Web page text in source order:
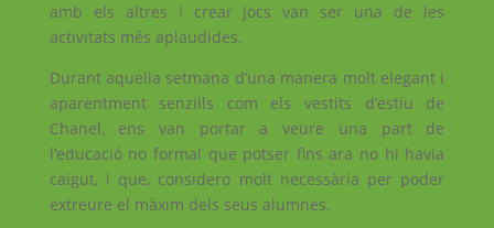
amb els altres i crear jocs van ser una de les
activitats més aplaudides.
Durant aquella setmana d’una manera molt elegant i
aparentment senzills com els vestits d’estiu de
Chanel, ens van portar a veure una part de
l’educació no formal que potser fins ara no hi havia
caigut, i que, considero molt necessària per poder
extreure el màxim dels seus alumnes.